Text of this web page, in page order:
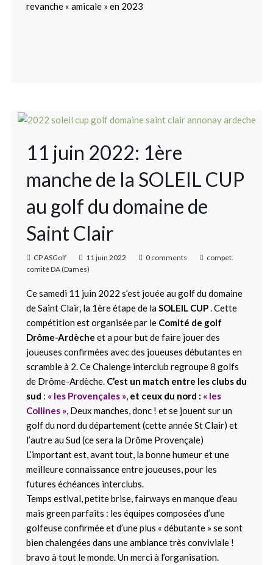
revanche « amicale » en 2023
11 juin 2022: 1ère
manche de la SOLEIL CUP
au golf du domaine de
Saint Clair
CP ASGolf 11 juin 2022 0 comments
compet.
comité DA (Dames)
Ce samedi 11 juin 2022 s’est jouée au golf du domaine
de Saint Clair, la 1ère étape de laSOLEIL CUP. Cette
compétition est organisée par le Comité de golf
Drôme-Ardèche et a pour but de faire jouer des
joueuses confirmées avec des joueuses débutantes en
scramble à 2. Ce Chalenge interclub regroupe 8 golfs
de Drôme-Ardèche. C’est un match entre les clubs du
sud : « les Provençales », et ceux du nord : « les
Collines », Deux manches, donc ! et se jouent sur un
golf du nord du département (cette année St Clair) et
l’autre au Sud (ce sera la Drôme Provençale)
L’important est, avant tout, la bonne humeur et une
meilleure connaissance entre joueuses, pour les
futures échéances interclubs.
Temps estival, petite brise, fairways en manque d’eau
mais green parfaits : les équipes composées d’une
golfeuse confirmée et d’une plus « débutante » se sont
bien chalengées dans une ambiance très conviviale !
bravo à tout le monde. Un merci à l’organisation.